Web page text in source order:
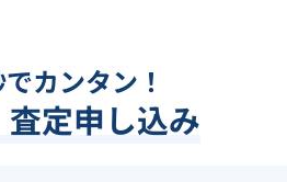
カンタン！
査定申し込み